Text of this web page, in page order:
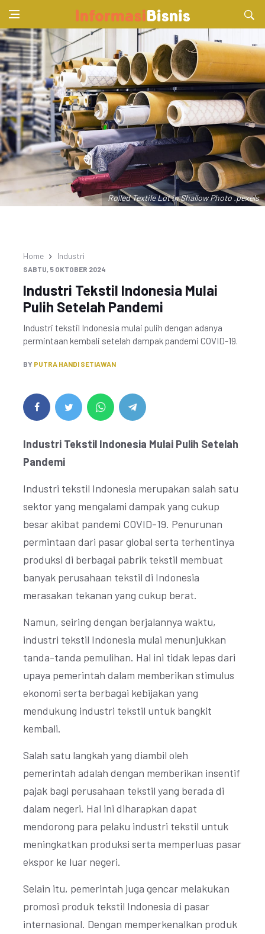
Rolled Textile Lot in Shallow Photo .pexels
Home Industri
SABTU, 5 OKTOBER 2024
Industri Tekstil Indonesia Mulai
Pulih Setelah Pandemi
Industri tekstil Indonesia mulai pulih dengan adanya
permintaan kembali setelah dampak pandemi COVID-19.
BY PUTRA HANDI SETIAWAN
Industri Tekstil Indonesia Mulai Pulih Setelah
Pandemi
Industri tekstil Indonesia merupakan salah satu
sektor yang mengalami dampak yang cukup
besar akibat pandemi COVID-19. Penurunan
permintaan dari pasar global serta terhentinya
produksi di berbagai pabrik tekstil membuat
banyak perusahaan tekstil di Indonesia
merasakan tekanan yang cukup berat.
Namun, seiring dengan berjalannya waktu,
industri tekstil Indonesia mulai menunjukkan
tanda-tanda pemulihan. Hal ini tidak lepas dari
upaya pemerintah dalam memberikan stimulus
ekonomi serta berbagai kebijakan yang
mendukung industri tekstil untuk bangkit
kembali.
Salah satu langkah yang diambil oleh
pemerintah adalah dengan memberikan insentif
pajak bagi perusahaan tekstil yang berada di
dalam negeri. Hal ini diharapkan dapat
mendorong para pelaku industri tekstil untuk
meningkatkan produksi serta memperluas pasar
ekspor ke luar negeri.
Selain itu, pemerintah juga gencar melakukan
promosi produk tekstil Indonesia di pasar
internasional. Dengan memperkenalkan produk